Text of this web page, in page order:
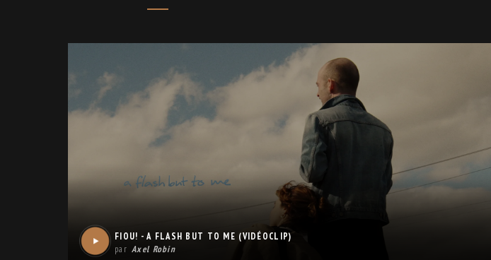
FIOU! - A FLASH BUT TO ME (VIDÉOCLIP)
par Axel Robin